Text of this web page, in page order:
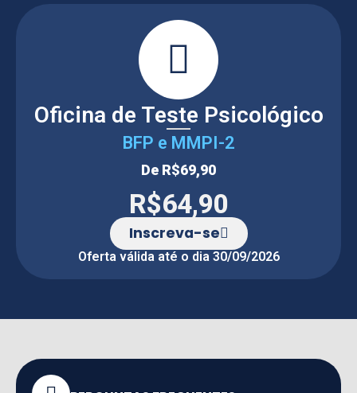
Oficina de Teste Psicológico
BFP e MMPI-2
De R$69,90
R$64,90
Inscreva-se
Oferta válida até o dia 30/09/2026